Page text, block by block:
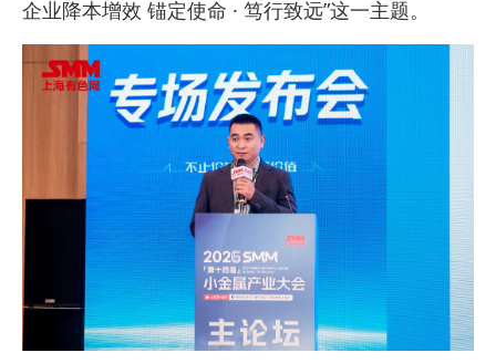
企业降本增效 锚定使命 · 笃行致远”这一主题。